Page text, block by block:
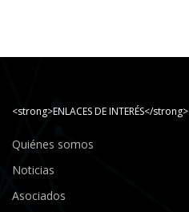
<strong>ENLACES DE INTERÉS</strong>
Quiénes somos
Noticias
Asociados